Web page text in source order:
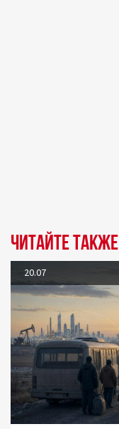
Читайте также
20.07